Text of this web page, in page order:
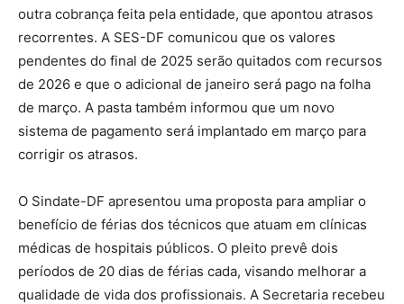
outra cobrança feita pela entidade, que apontou atrasos
recorrentes. A SES-DF comunicou que os valores
pendentes do final de 2025 serão quitados com recursos
de 2026 e que o adicional de janeiro será pago na folha
de março. A pasta também informou que um novo
sistema de pagamento será implantado em março para
corrigir os atrasos.
O Sindate-DF apresentou uma proposta para ampliar o
benefício de férias dos técnicos que atuam em clínicas
médicas de hospitais públicos. O pleito prevê dois
períodos de 20 dias de férias cada, visando melhorar a
qualidade de vida dos profissionais. A Secretaria recebeu